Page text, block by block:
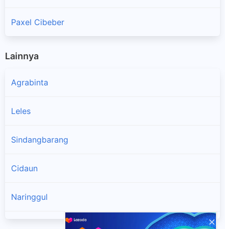
Paxel Cibeber
Lainnya
Agrabinta
Leles
Sindangbarang
Cidaun
Naringgul
×